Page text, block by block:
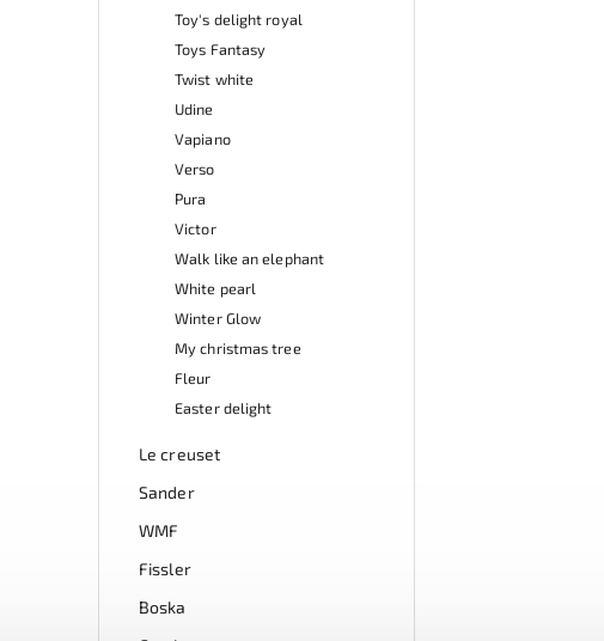
Toy's delight royal
Toys Fantasy
Twist white
Udine
Vapiano
Verso
Pura
Victor
Walk like an elephant
White pearl
Winter Glow
My christmas tree
Fleur
Easter delight
Le creuset
Sander
WMF
Fissler
Boska